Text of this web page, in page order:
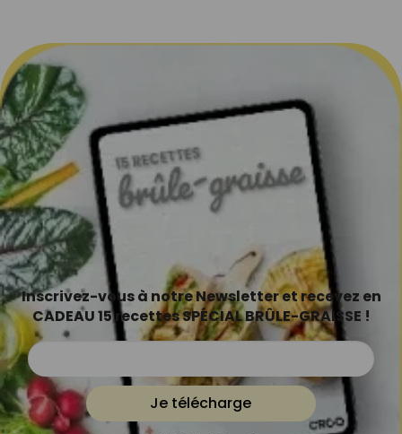
Inscrivez-vous à notre Newsletter et recevez en
CADEAU 15 recettes SPÉCIAL BRÛLE-GRAISSE !
Je télécharge